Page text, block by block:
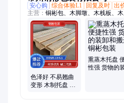
安心购
综合体验L1 回复及时 出
主营： 铜彬包、木脚墩、木栈板、
箱、熏蒸托盘、熏蒸木托盘、重要
包装栈板、港口码头、仓储管理、
用的栈板、仓库仓储物流、物流运
转使用的栈板
色泽好 不易翘曲
变形 木制托盘 加
熏蒸木托盘
性强 货物的